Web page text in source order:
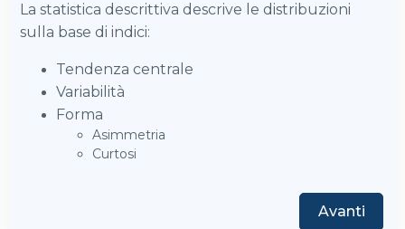
Avanti
La statistica descrittiva descrive le distribuzioni
sulla base di indici:
Tendenza centrale
Variabilità
Forma
Asimmetria
Curtosi